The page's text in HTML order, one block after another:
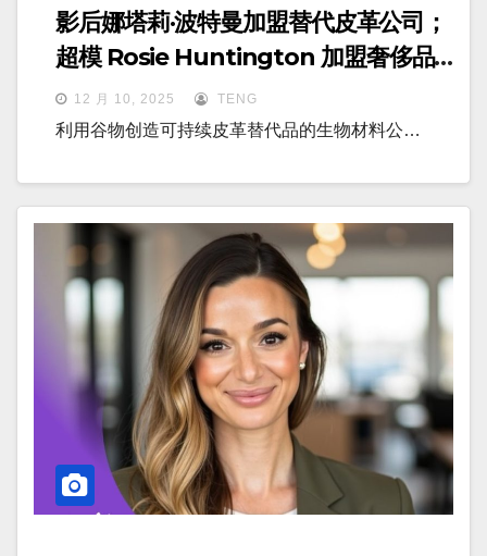
影后娜塔莉·波特曼加盟替代皮革公司；
超模 Rosie Huntington 加盟奢侈品
电商公司
12 月 10, 2025 TENG
利用谷物创造可持续皮革替代品的生物材料公…